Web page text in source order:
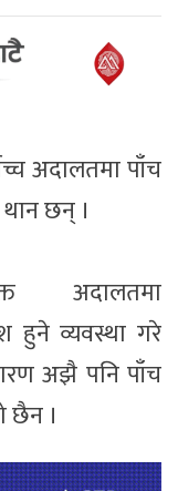
अदालतमा पाँच
छन् ।
अदालतमा
हुने व्यवस्था गरे
अझै पनि पाँच
छैन ।